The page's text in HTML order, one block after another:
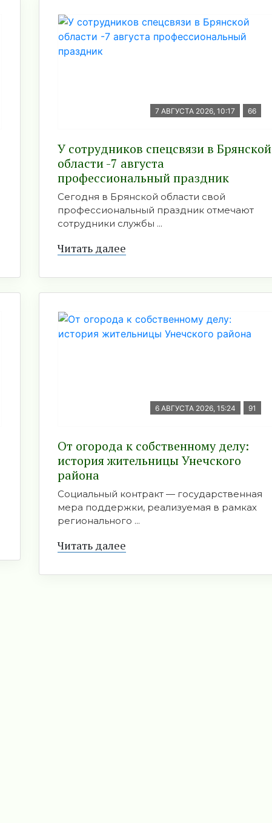
7 АВГУСТА 2026, 10:17 66
У сотрудников спецсвязи в Брянской
области -7 августа
профессиональный праздник
Сегодня в Брянской области свой
профессиональный праздник отмечают
сотрудники службы ...
Читать далее
6 АВГУСТА 2026, 15:24 91
От огорода к собственному делу:
история жительницы Унечского
района
Социальный контракт — государственная
мера поддержки, реализуемая в рамках
регионального ...
Читать далее